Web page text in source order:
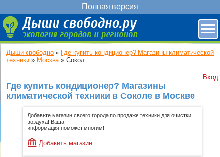
Полная версия
Дыши свободно » Где купить кондиционер? Магазины климатической
техники » Москва» Сокол
Вход
Где купить кондиционер? Магазины
климатической техники в Соколе в Москве
Добавьте магазин своего города по продаже техники для очистки
воздуха! Ваша
информация поможет многим!
Добавить магазин